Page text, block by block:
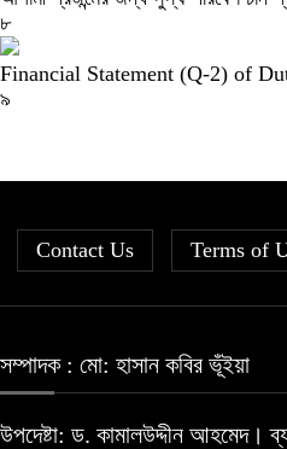
৮
Financial Statement (Q-2) of
৯
Contact Us Terms of
সম্পাদক : মো: হাসান কবির ভূঁইয়া
উপদেষ্টা: ড. কামালউদ্দীন আহমেদ।